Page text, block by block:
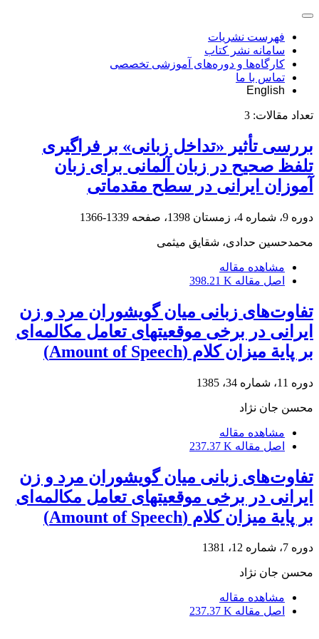
فهرست نشریات
سامانه نشر کتاب
کارگاه‌ها و دوره‌های آموزشی تخصصی
تماس با ما
English
تعداد مقالات: 3
بررسی تأثیر «تداخل زبانی» بر فراگیری
تلفظ صحیح در زبان آلمانی برای زبان
آموزان ایرانی در سطح مقدماتی
دوره 9، شماره 4، زمستان 1398، صفحه 1339-1366
محمدحسین حدادی، شقایق میثمی
مشاهده مقاله
اصل مقاله 398.21 K
تفاوت‌های زبانی میان گویشوران مرد و زن
ایرانی در برخی موقعیتهای تعامل مکالمه‌ای
بر پایة میزان کلام (Amount of Speech)
دوره 11، شماره 34، 1385
محسن جان نژاد
مشاهده مقاله
اصل مقاله 237.37 K
تفاوت‌های زبانی میان گویشوران مرد و زن
ایرانی در برخی موقعیتهای تعامل مکالمه‌ای
بر پایة میزان کلام (Amount of Speech)
دوره 7، شماره 12، 1381
محسن جان نژاد
مشاهده مقاله
اصل مقاله 237.37 K